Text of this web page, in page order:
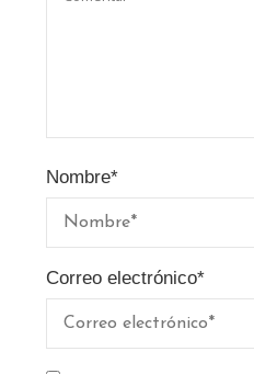
Nombre*
Correo electrónico*